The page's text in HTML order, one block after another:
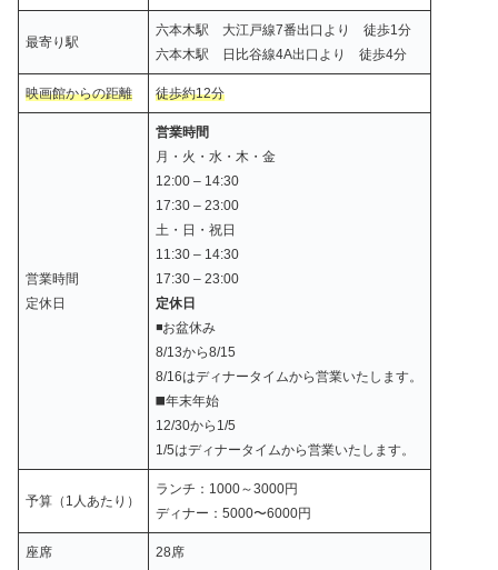
最寄り駅
六本木駅 大江戸線7番出口より 徒歩1分
六本木駅 日比谷線4A出口より 徒歩4分
映画館からの距離 徒歩約12分
営業時間
定休日
営業時間
月・火・水・木・金
12:00 – 14:30
17:30 – 23:00
土・日・祝日
11:30 – 14:30
17:30 – 23:00
定休日
◾️お盆休み
8/13から8/15
8/16はディナータイムから営業いたします。
◼️年末年始
12/30から1/5
1/5はディナータイムから営業いたします。
予算（1人あたり）
ランチ：1000～3000円
ディナー：5000〜6000円
座席 28席